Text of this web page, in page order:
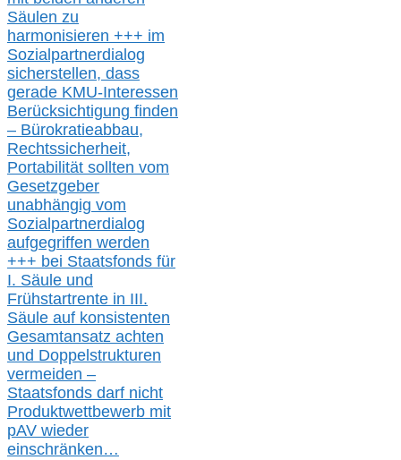
Säulen zu
harmonisieren +++ im
Sozialpartnerdialog
sicherstellen, dass
gerade KMU-Interessen
Berücksichtigung finden
– Bürokratieabbau,
Rechtssicherheit,
Portabilität sollten vom
Gesetzgeber
unabhängig vom
Sozialpartnerdialog
aufgegriffen werden
+++ bei Staatsfonds für
I. Säule und
Frühstartrente in III.
Säule auf konsistenten
Gesamtansatz achten
und Doppelstrukturen
vermeiden –
Staatsfonds darf nicht
Produktwettbewerb mit
pAV wieder
einschränken…